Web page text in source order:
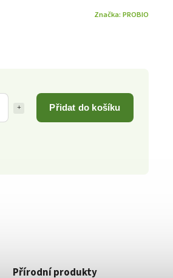
Přidat do košíku
Značka: PROBIO
Přírodní produkty